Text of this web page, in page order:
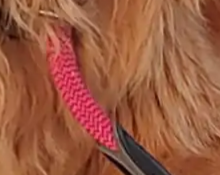
Si has amado a un animal, te va a tocar el alma.
Y si no… tal vez te ayude a entendernos un poco
más. 🐾
Claro, aquí tienes la letra organizada enestrofas ,
para que sea más fácil de leer y entender:
I built our home with bleeding hands
Laid each brick with love and plans
You were my light, my reason why
Now I just talk to an empty sky